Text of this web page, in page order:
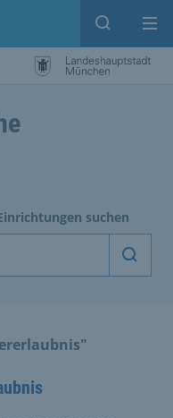
Suche
suchen